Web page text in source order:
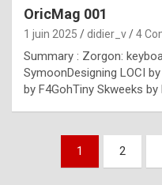
OricMag 001
1 juin 2025 didier_v 4
Summary : Zorgon:
SymoonDesigning LOCI
by F4GohTiny Skweeks
Pagination
1 2